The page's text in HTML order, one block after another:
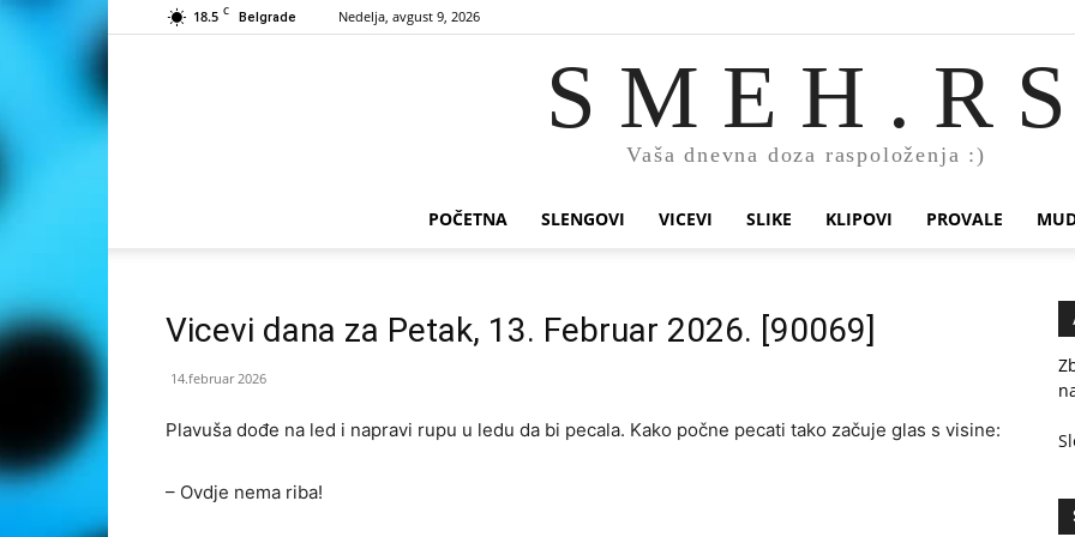
18.5 C Belgrade Nedelja, avgust 9, 2026
S M E H . R S
Vaša dnevna doza raspoloženja :)
POČETNA SLENGOVI VICEVI SLIKE KLIPOVI PROVALE
Vicevi dana za Petak, 13. Februar 2026. [90069]
14.februar 2026
Plavuša dođe na led i napravi rupu u ledu da bi pecala. Kako počne pecati tako začuje glas s visine:
– Ovdje nema riba!